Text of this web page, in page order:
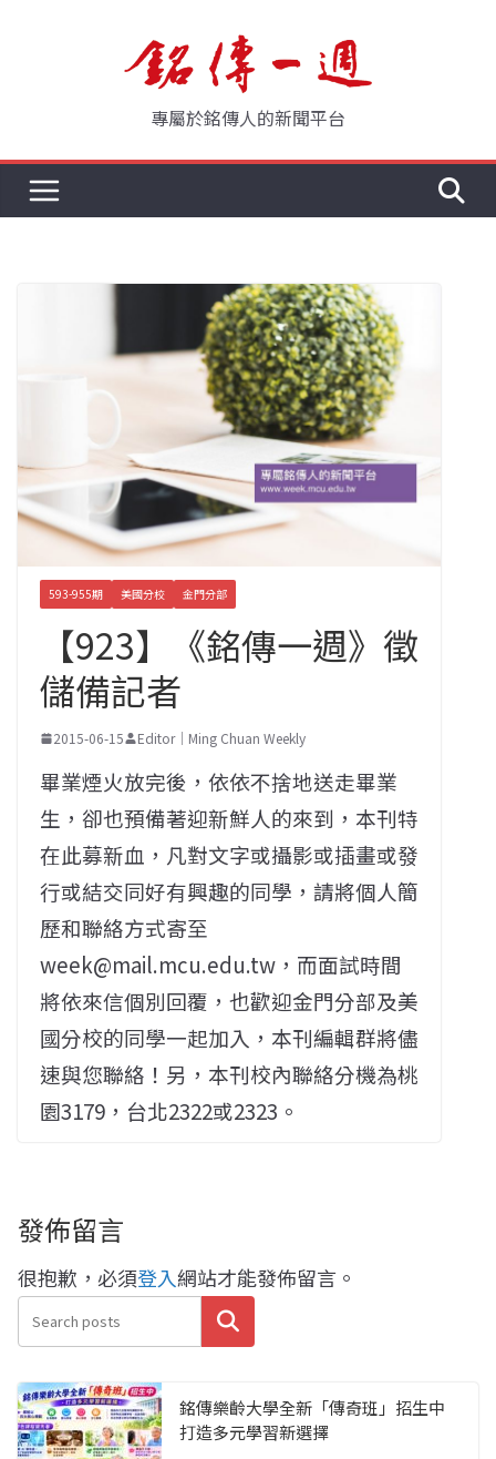
專屬於銘傳人的新聞平台
593-955期 美國分校 金門分部
【923】《銘傳一週》徵
儲備記者
2015-06-15 Editor｜Ming Chuan Weekly
畢業煙火放完後，依依不捨地送走畢業
生，卻也預備著迎新鮮人的來到，本刊特
在此募新血，凡對文字或攝影或插畫或發
行或結交同好有興趣的同學，請將個人簡
歷和聯絡方式寄至
week@mail.mcu.edu.tw，而面試時間
將依來信個別回覆，也歡迎金門分部及美
國分校的同學一起加入，本刊編輯群將儘
速與您聯絡！另，本刊校內聯絡分機為桃
園3179，台北2322或2323。
發佈留言
很抱歉，必須登入網站才能發佈留言。
搜尋
銘傳樂齡大學全新「傳奇班」招生中
打造多元學習新選擇